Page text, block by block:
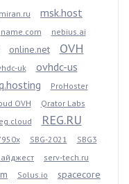
miran.ru
msk.host
name.com nebius.ai
online.net OVH
uk ovhdc-us
ProHoster
OVH Qrator Labs
REG.RU
SBG-2021 SBG3
serv-tech.ru
Solus.io spacecore